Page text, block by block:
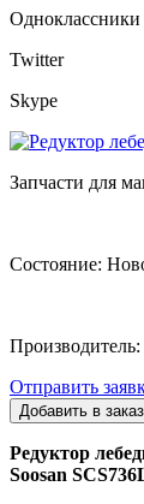
Одноклассники
Twitter
Skype
Запчасти для
Состояние:
Отправить
Редуктор
Soosan